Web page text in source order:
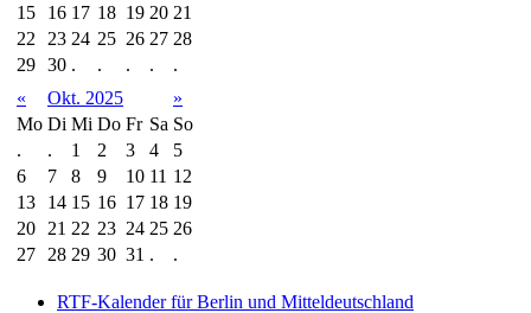
15
16 17 18 19 20 21
22
23 24 25 26 27 28
29 30 . . . .
.
«
Okt. 2025
»
Mo Di Mi Do Fr Sa So
.
. 1 2 3 4
5
6
7 8 9 10 11 12
13
14 15 16 17 18 19
20
21 22 23 24 25 26
27
28 29 30 31 . .
RTF-Kalender für Berlin und Mitteldeutschland